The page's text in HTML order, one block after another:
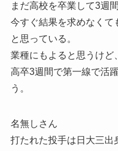
まだ高校を卒業して3週
今すぐ結果を求めなくて
と思っている。
業種にもよると思うけど、
高卒3週間で第一線で活
う。
名無しさん
打たれた投手は日大三出